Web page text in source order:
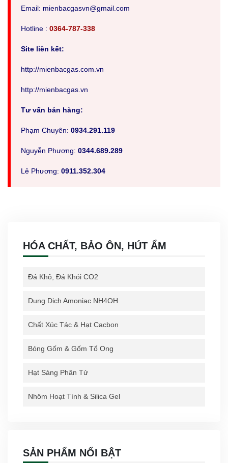
Email: mienbacgasvn@gmail.com
Hotline : 0364-787-338
Site liên kết:
http://mienbacgas.com.vn
http://mienbacgas.vn
Tư vấn bán hàng:
Phạm Chuyên: 0934.291.119
Nguyễn Phương: 0344.689.289
Lê Phương: 0911.352.304
HÓA CHẤT, BẢO ÔN, HÚT ẨM
Đá Khô, Đá Khói CO2
Dung Dịch Amoniac NH4OH
Chất Xúc Tác & Hạt Cacbon
Bóng Gốm & Gốm Tổ Ong
Hạt Sàng Phân Tử
Nhôm Hoạt Tính & Silica Gel
SẢN PHẨM NỔI BẬT